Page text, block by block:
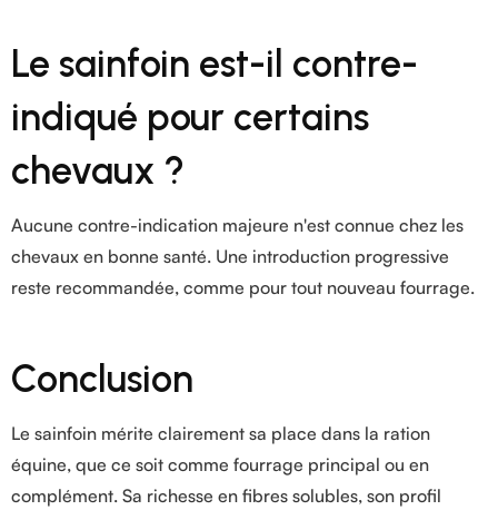
Le sainfoin est-il contre-
indiqué pour certains
chevaux ?
Aucune contre-indication majeure n'est connue chez les
chevaux en bonne santé. Une introduction progressive
reste recommandée, comme pour tout nouveau fourrage.
Conclusion
Le sainfoin mérite clairement sa place dans la ration
équine, que ce soit comme fourrage principal ou en
complément. Sa richesse en fibres solubles, son profil